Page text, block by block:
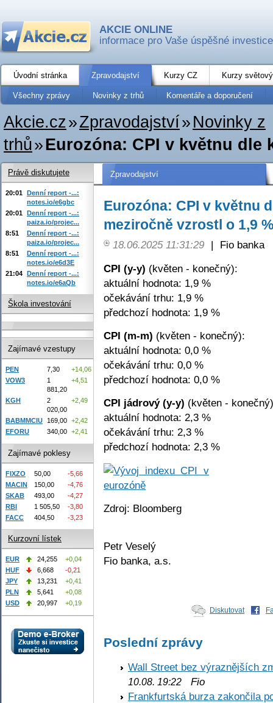
AKCIE ONLINE
informace pro Vaše úspěšné investice
Úvodní stránka Zpravodajství Kurzy CZ Kurzy
Všechny zprávy Novinky z trhů Komentáře a doporučení
Akcie.cz»Zpravodajství» Novinky z
trhů»Eurozóna: CPI v květnu dle
Zpravodajství
Eurozóna: CPI v květnu
meziročně vzrostl o 1,9
18.06.2025 11:31:29 |
Fio banka
CPI (y-y) (květen - konečný):
aktuální hodnota: 1,9 %
očekávání trhu: 1,9 %
předchozí hodnota: 1,9 %
CPI (m-m) (květen - konečný):
aktuální hodnota: 0,0 %
očekávání trhu: 0,0 %
předchozí hodnota: 0,0 %
CPI jádrový (y-y) (květen -
aktuální hodnota: 2,3 %
očekávání trhu: 2,3 %
předchozí hodnota: 2,3 %
Zdroj: Bloomberg
Petr Veselý
Fio banka, a.s.
Diskutovat
Poslední zprávy
Wall Street bez výraznějších
10.08. 19:22 Fio
Frankfurtská burza zakončila
Právě diskutujete
20:01 Denní report -...:
notes.io/e6gbc
20:01 Denní report -...:
paiza.io/projec...
8:51
Denní report -...:
paiza.io/projec...
8:51
Denní report -...:
notes.io/e6d3E
21:04 Denní report -...:
notes.io/e6aQb
Škola investování
Zajímavé vzestupy
PEN 7,30
+14,06
VOW3
1
881,20
+4,51
KGH
2
020,00
+2,49
BABMMCIU 169,00 +2,42
EFORU
340,00 +2,41
Zajímavé poklesy
FIXZO 50,00
-5,66
MACIN
150,00
-4,76
SKAB
493,00
-4,27
RBI
1 505,50
-3,80
FACC
404,50 -3,23
Kurzovní lístek
EUR 24,255
+0,04
HUF
6,668
-0,21
JPY
13,231
+0,41
PLN
5,641
+0,08
USD
20,997 +0,19